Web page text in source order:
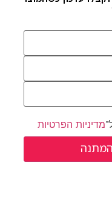
מדיניות הפרטיות